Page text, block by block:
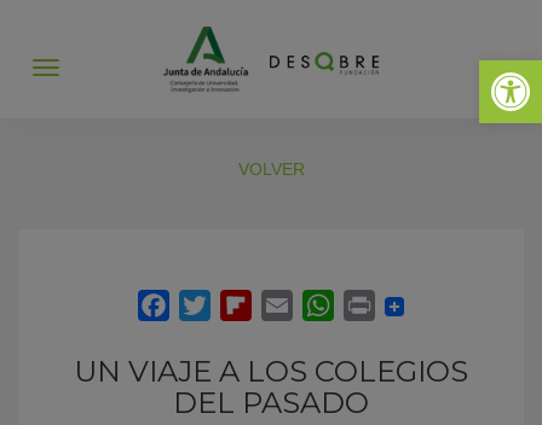
Abrir
Abrir
VOLVER
UN VIAJE A LOS COLEGIOS
DEL PASADO